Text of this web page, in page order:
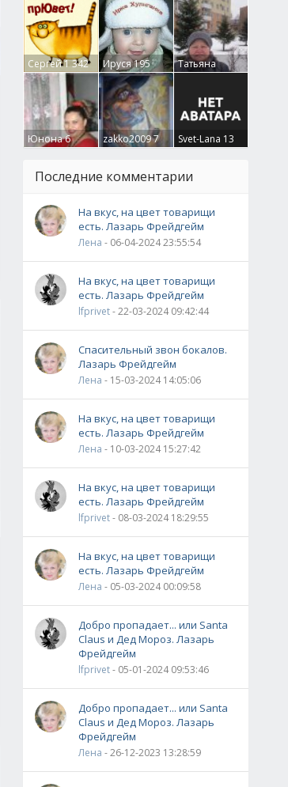
своими руками (идеи и мастер-классы)
Бросовый материал / Пасхальное рукоделие 7
Бонсай из ниток «травка» - подробный мастер-класс
12
Сергей1 342 Ируся195
Татьяна
Крючкова0
Юнона6 zakko20097 Svet-Lana 13
Последние комментарии
На вкус, на цвет товарищи
есть. Лазарь Фрейдгейм
Лена - 06-04-2024 23:55:54
На вкус, на цвет товарищи
есть. Лазарь Фрейдгейм
lfprivet- 22-03-2024 09:42:44
Спасительный звон бокалов.
Лазарь Фрейдгейм
Лена - 15-03-2024 14:05:06
На вкус, на цвет товарищи
есть. Лазарь Фрейдгейм
Лена - 10-03-2024 15:27:42
На вкус, на цвет товарищи
есть. Лазарь Фрейдгейм
lfprivet- 08-03-2024 18:29:55
На вкус, на цвет товарищи
есть. Лазарь Фрейдгейм
Лена - 05-03-2024 00:09:58
Добро пропадает... или Santa
Claus и Дед Мороз. Лазарь
Фрейдгейм
lfprivet- 05-01-2024 09:53:46
Добро пропадает... или Santa
Claus и Дед Мороз. Лазарь
Фрейдгейм
Лена - 26-12-2023 13:28:59